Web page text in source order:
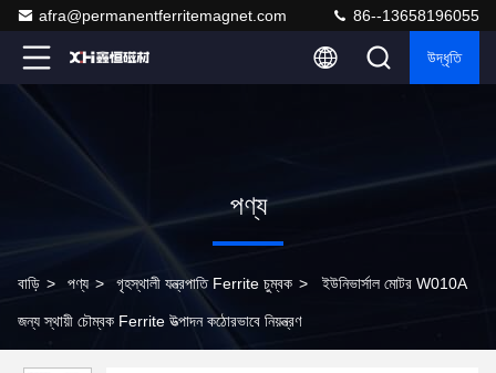
afra@permanentferritemagnet.com 86--13658196055
উদ্ধৃতি
পণ্য
বাড়ি > পণ্য > গৃহস্থালী যন্ত্রপাতি Ferrite চুম্বক > ইউনিভার্সাল মোটর W010A
জন্য স্থায়ী চৌম্বক Ferrite উত্পাদন কঠোরভাবে নিয়ন্ত্রণ